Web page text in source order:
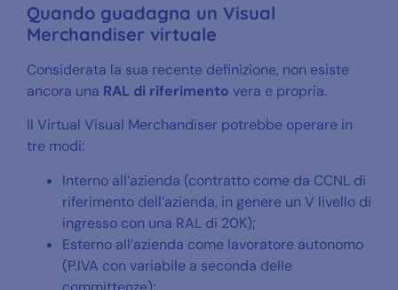
Quando guadagna un Visual
Merchandiser virtuale
Considerata la sua recente definizione, non esiste
ancora una RAL di riferimento vera e propria.
Il Virtual Visual Merchandiser potrebbe operare in
tre modi:
Interno all’azienda (contratto come da CCNL di
riferimento dell’azienda, in genere un V livello di
ingresso con una RAL di 20K);
Esterno all’azienda come lavoratore autonomo
(P.IVA con variabile a seconda delle